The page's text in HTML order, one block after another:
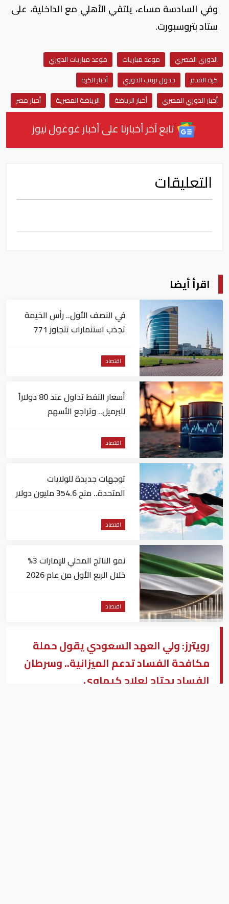
وفي السادسة مساء، يلتقي الأهلي مع الداخلية، على
ستاد بتروسبورت.
الدوري المصري موعد مباريات
موعد مباريات الدوري
كرة القدم
جدول ترتيب الدوري
أخبار الكرة
أخبار الدوري المصري
أخبار الرياضة الرياضة المصرية أخبار مصر
تابع آخر أخبارنا على أخبار غوغول نيوز
التعليقات
اقرأ أيضا
في النصف الأول.. رأس الخيمة
تجذب استثمارات تتجاوز 771
اقتصاد
أسعار النفط تداول عند 80 دولاراً
للبرميل.. وتراجع الأسهم
اقتصاد
توجهات جديدة للولايات
المتحدة.. منح 354.6 مليون دولار
اقتصاد
نمو الناتج المحلي للإمارات 3%
خلال الربع الأول من عام 2026
اقتصاد
رويترز: ولي العهد السعودي يقول حملة
مكافحة الفساد تدعم الميزانية.. وسرطان
الفساد يحتاج لعلاج كيماوي